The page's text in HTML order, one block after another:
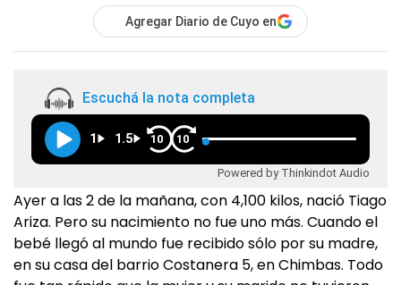
Agregar Diario de Cuyo en
Escuchá la nota completa
1 1.5 10 10
Powered by Thinkindot Audio
Ayer a las 2 de la mañana, con 4,100 kilos, nació Tiago
Ariza. Pero su nacimiento no fue uno más. Cuando el
bebé llegó al mundo fue recibido sólo por su madre,
en su casa del barrio Costanera 5, en Chimbas. Todo